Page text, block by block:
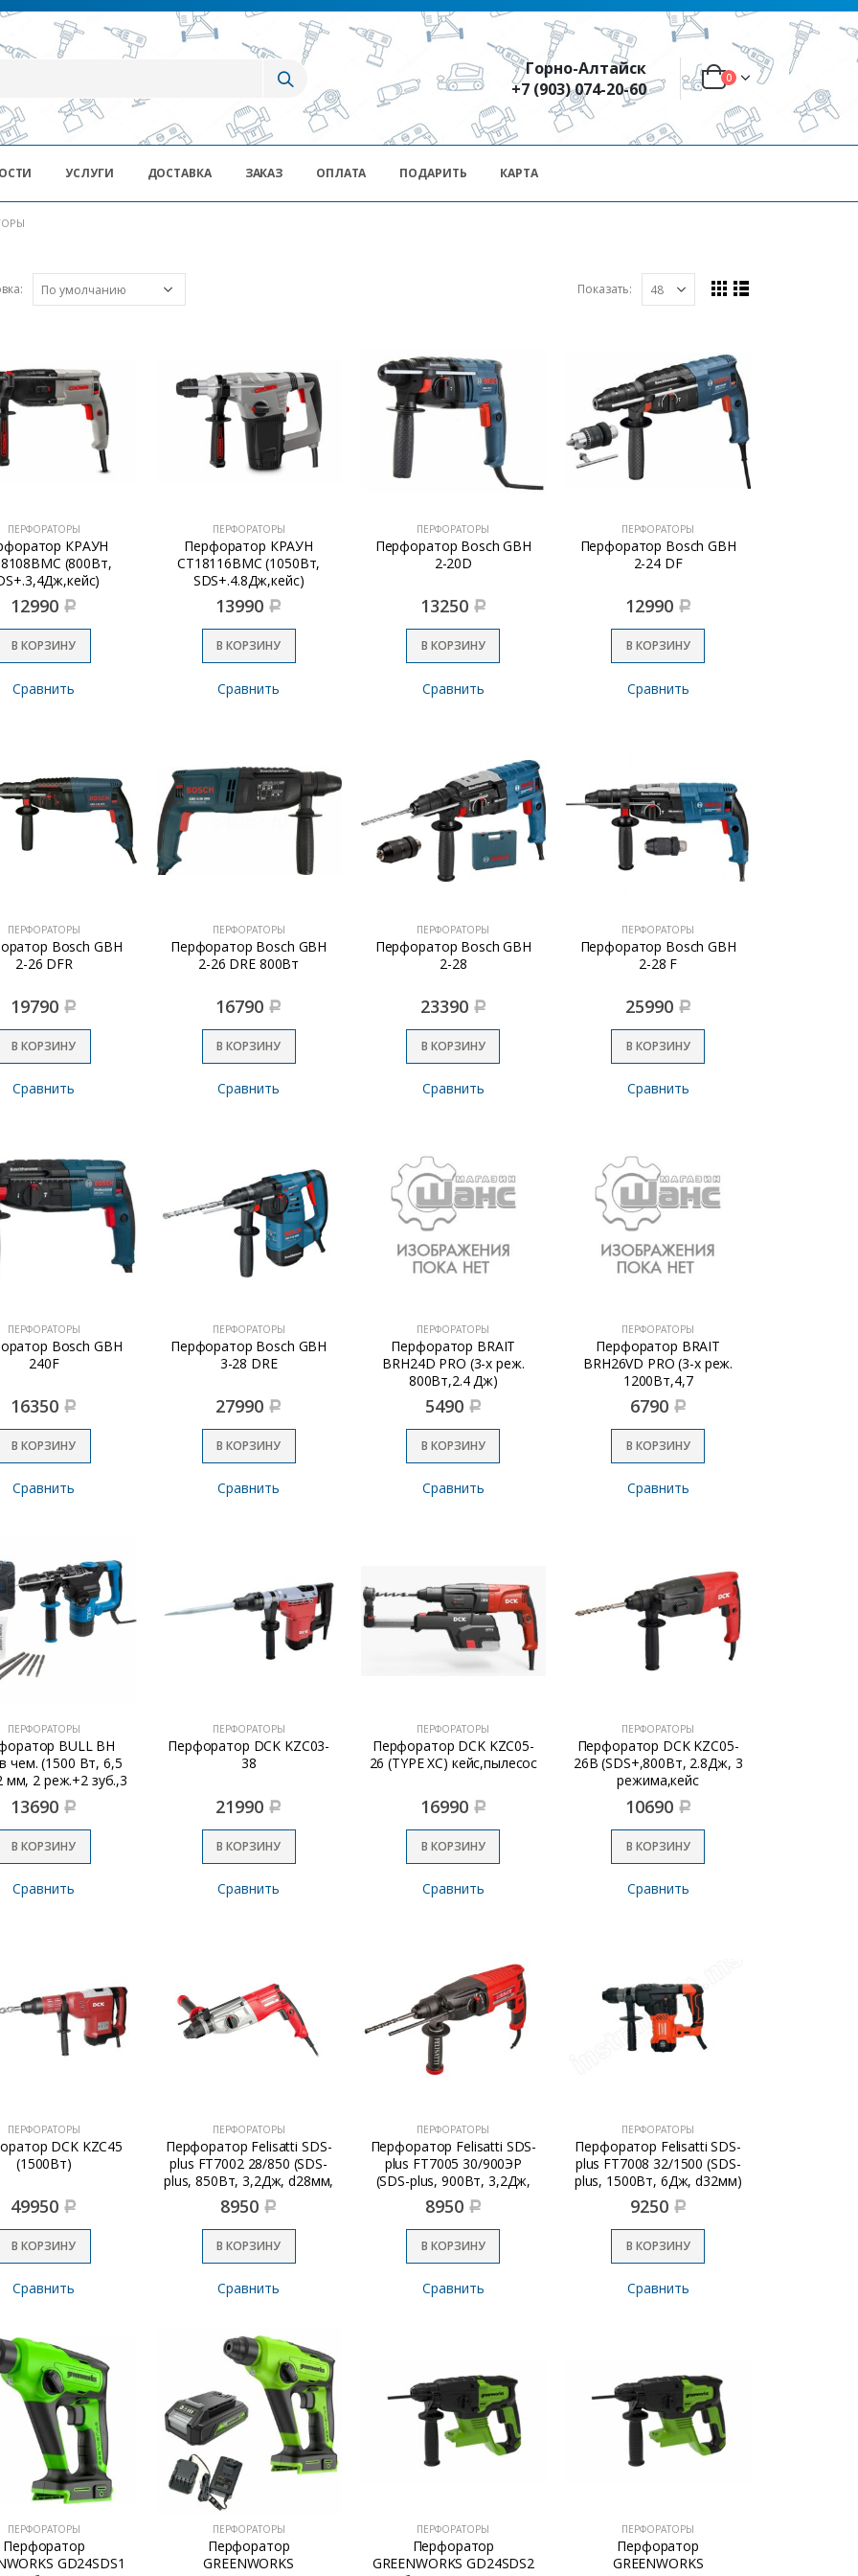
Горно-Алтайск
+7 (903) 074-20-60
0
УСЛУГИ ДОСТАВКА ЗАКАЗ ОПЛАТА ПОДАРИТЬ КАРТА
Показать:
ПЕРФОРАТОРЫ
КРАУН
(800Вт,
12990 Р
В КОРЗИНУ
Сравнить
ПЕРФОРАТОРЫ
Перфоратор КРАУН
СТ18116ВМС (1050Вт,
SDS+.4.8Дж,кейс)
13990 Р
В КОРЗИНУ
Сравнить
ПЕРФОРАТОРЫ
Перфоратор Bosch GBH
2-20D
13250 Р
В КОРЗИНУ
Сравнить
ПЕРФОРАТОРЫ
Перфоратор Bosch GBH
2-24 DF
12990 Р
В КОРЗИНУ
Сравнить
ПЕРФОРАТОРЫ
Bosch GBH
2-26 DFR
19790 Р
В КОРЗИНУ
Сравнить
ПЕРФОРАТОРЫ
Перфоратор Bosch GBH
2-26 DRE 800Вт
16790 Р
В КОРЗИНУ
Сравнить
ПЕРФОРАТОРЫ
Перфоратор Bosch GBH
2-28
23390 Р
В КОРЗИНУ
Сравнить
ПЕРФОРАТОРЫ
Перфоратор Bosch GBH
2-28 F
25990 Р
В КОРЗИНУ
Сравнить
ПЕРФОРАТОРЫ
Bosch GBH
240F
16350 Р
В КОРЗИНУ
Сравнить
ПЕРФОРАТОРЫ
Перфоратор Bosch GBH
3-28 DRE
27990 Р
В КОРЗИНУ
Сравнить
ПЕРФОРАТОРЫ
Перфоратор BRAIT
BRH24D PRO (3-х реж.
800Вт,2.4 Дж)
5490 Р
В КОРЗИНУ
Сравнить
ПЕРФОРАТОРЫ
Перфоратор BRAIT
BRH26VD PRO (3-х реж.
1200Вт,4,7
Дж,вертикальный)
6790 Р
В КОРЗИНУ
Сравнить
ПЕРФОРАТОРЫ
BULL BH
чем. (1500 Вт, 6,5
мм, 2 реж.+2 зуб.,3
SDS-plus)
13690 Р
В КОРЗИНУ
Сравнить
ПЕРФОРАТОРЫ
Перфоратор DCK KZC03-
38
21990 Р
В КОРЗИНУ
Сравнить
ПЕРФОРАТОРЫ
Перфоратор DCK KZC05-
26 (TYPE XC) кейс,пылесос
16990 Р
В КОРЗИНУ
Сравнить
ПЕРФОРАТОРЫ
Перфоратор DCK KZC05-
26B (SDS+,800Вт, 2.8Дж, 3
режима,кейс
10690 Р
В КОРЗИНУ
Сравнить
ПЕРФОРАТОРЫ
DCK KZC45
(1500Вт)
49950 Р
В КОРЗИНУ
Сравнить
ПЕРФОРАТОРЫ
Перфоратор Felisatti SDS-
plus FT7002 28/850 (SDS-
plus, 850Вт, 3,2Дж, d28мм,
мет.корпус)
8950 Р
В КОРЗИНУ
Сравнить
ПЕРФОРАТОРЫ
Перфоратор Felisatti SDS-
plus FT7005 30/900ЭР
(SDS-plus, 900Вт, 3,2Дж,
d30мм)
8950 Р
В КОРЗИНУ
Сравнить
ПЕРФОРАТОРЫ
Перфоратор Felisatti SDS-
plus FT7008 32/1500 (SDS-
plus, 1500Вт, 6Дж, d32мм)
9250 Р
В КОРЗИНУ
Сравнить
ПЕРФОРАТОРЫ
Перфоратор
GD24SDS1
ПЕРФОРАТОРЫ
Перфоратор
GREENWORKS
ПЕРФОРАТОРЫ
Перфоратор
GREENWORKS GD24SDS2
ПЕРФОРАТОРЫ
Перфоратор
GREENWORKS